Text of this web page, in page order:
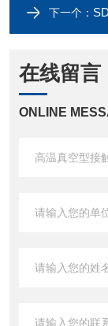
下一个：
在线留言
ONLINE